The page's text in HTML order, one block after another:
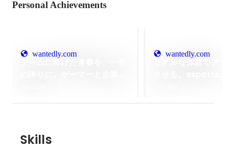
Personal Achievements
wantedly.com wantedly.com
Skills